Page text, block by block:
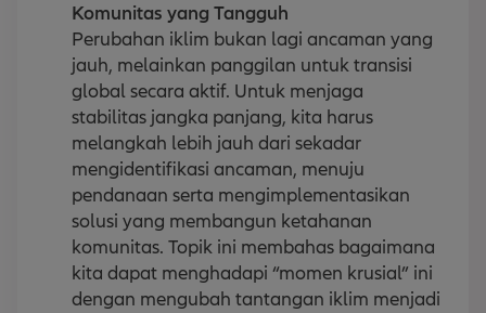
Komunitas yang Tangguh
Perubahan iklim bukan lagi ancaman yang
jauh, melainkan panggilan untuk transisi
global secara aktif. Untuk menjaga
stabilitas jangka panjang, kita harus
melangkah lebih jauh dari sekadar
mengidentifikasi ancaman, menuju
pendanaan serta mengimplementasikan
solusi yang membangun ketahanan
komunitas. Topik ini membahas bagaimana
kita dapat menghadapi “momen krusial” ini
dengan mengubah tantangan iklim menjadi